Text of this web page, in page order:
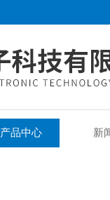
产品中心 新